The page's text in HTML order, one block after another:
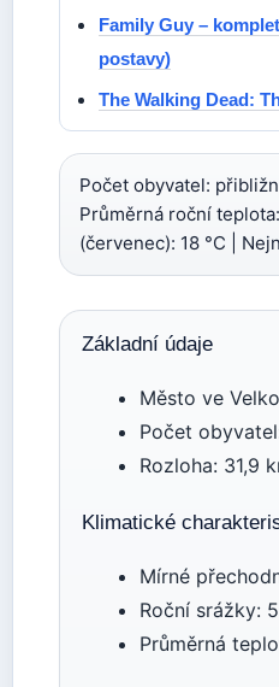
Family Guy –
postavy)
The Walking Dead:
Počet obyvatel:
Průměrná roční
(červenec): 18 °C |
Základní údaje
Město ve
Počet
Rozloha: 31,9
Klimatické
Mírné
Roční srážky:
Průměrná